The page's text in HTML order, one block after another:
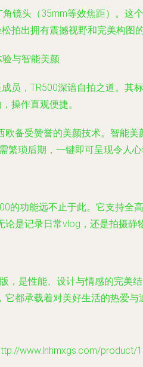
镜头（35mm等效焦距）。这
拍出拥有震撼视野和完美构图
验与智能美颜
成员，TR500深谙自拍之道。
操作直观便捷。
欧备受赞誉的美颜技术。智能
繁琐后期，一键即可呈现令人心
的功能远不止于此。它支持
是记录日常vlog，还是拍摄静
，是性能、设计与情感的完美
都承载着对美好生活的热爱与
www.lnhmxgs.com/product/